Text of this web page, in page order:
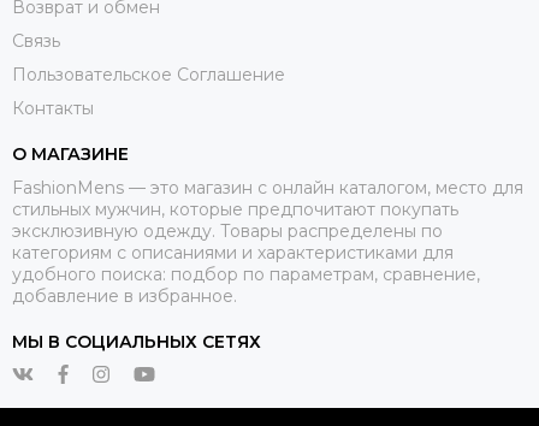
Возврат и обмен
Связь
Пользовательское Соглашение
Контакты
О МАГАЗИНЕ
FashionMens — это магазин с онлайн каталогом, место для
стильных мужчин, которые предпочитают покупать
эксклюзивную одежду. Товары распределены по
категориям с описаниями и характеристиками для
удобного поиска: подбор по параметрам, сравнение,
добавление в избранное.
МЫ В СОЦИАЛЬНЫХ СЕТЯХ